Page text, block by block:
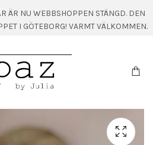
ÄR NU WEBBSHOPPEN STÄNGD. DEN
I GÖTEBORG! VARMT VÄLKOMMEN.